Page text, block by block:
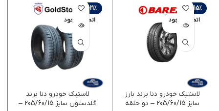
-15%
اتمام موجود
ی
لاستیک خودرو دنا برند بارز
سایز 205/60/15 – دو حلقه
-21%
اتمام موجود
ی
لاستیک خودرو دنا برند
گلدستون سایز 205/60/15 –